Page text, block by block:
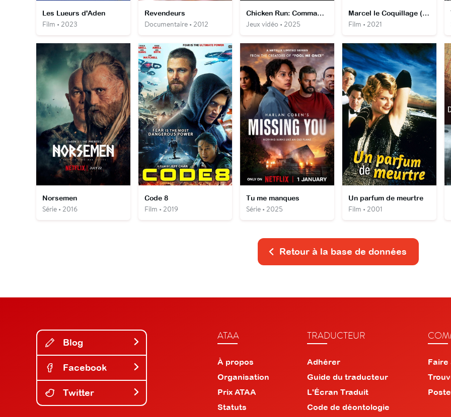
Les Lueurs d'Aden
Film • 2023
Revendeurs
Documentaire • 2012
Chicken Run: Commandodu
Jeux vidéo • 2025
Marcel le Coquillage (avec ses chaussures)
Film • 2021
Norsemen
Série • 2016
Code 8
Film • 2019
Tu me manques
Série • 2025
Un parfum de meurtre
Film • 2001
Retour à la base de données
Blog
Facebook
Twitter
ATAA
À propos
Organisation
Prix ATAA
Statuts
TRADUCTEUR
Adhérer
Guide du traducteur
L'Écran Traduit
Code de déontologie